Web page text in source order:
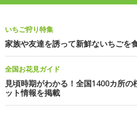
いちご狩り特集
家族や友達を誘って新鮮ないちごを
全国お花見ガイド
見頃時期がわかる！全国1400カ所の
ット情報を掲載